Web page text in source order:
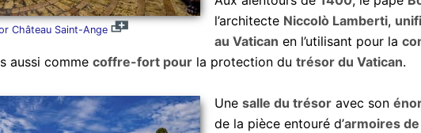
Château Saint-Ange
l’architecte Niccolò Lamberti,
au Vatican en l’utilisant pour la
aussi comme coffre-fort pourla protection du trésor du Vatican.
Unesalle du trésor avec son
de la pièce entouré d’armoires